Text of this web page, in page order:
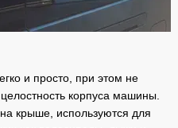
и просто, при этом не
корпуса машины.
крыше, используются для